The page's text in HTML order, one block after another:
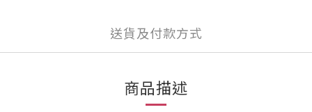
送貨及付款方式
商品描述